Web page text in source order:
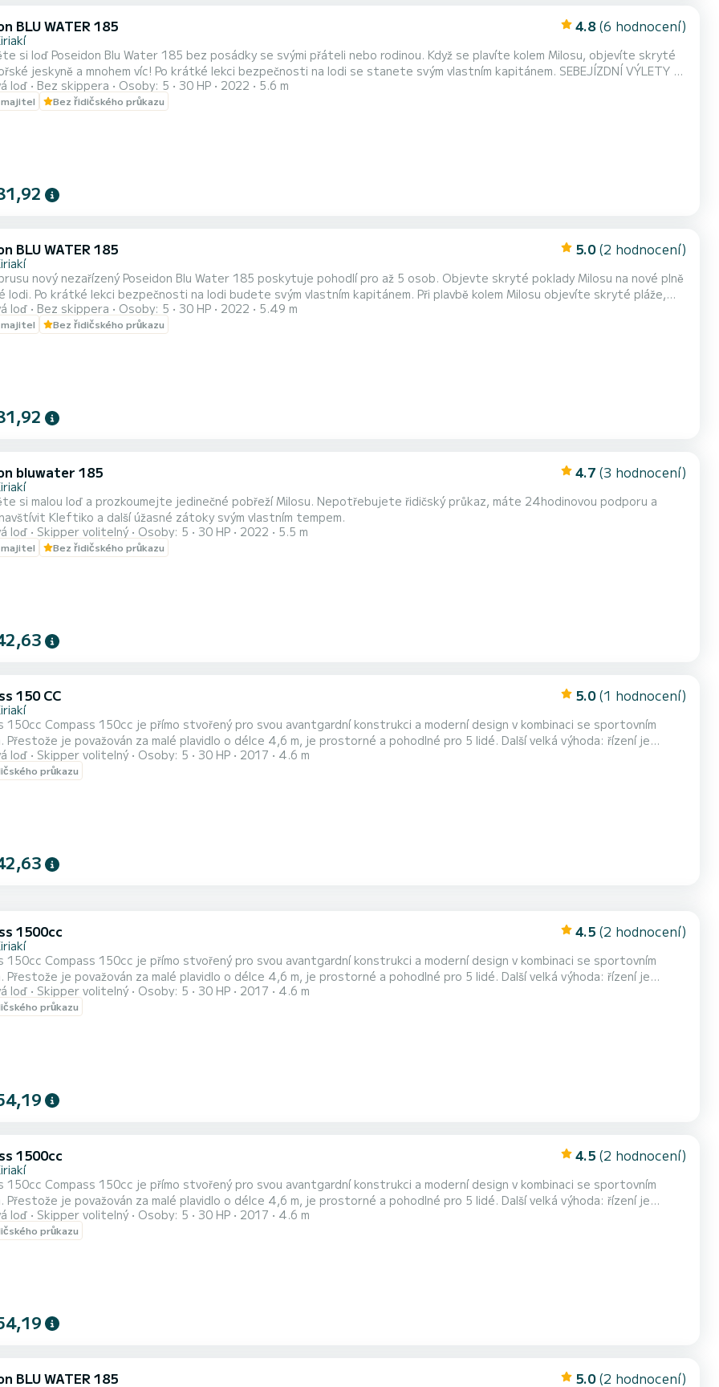
BLU WATER 185 4.8 (6 hodnocení)
si loď Poseidon Blu Water 185 bez posádky se svými přáteli nebo rodinou. Když se plavíte kolem Milosu, objevíte skryté
jeskyně a mnohem víc! Po krátké lekci bezpečnosti na lodi se stanete svým vlastním kapitánem. SEBEJÍZDNÍ VÝLETY -
NENÍ VYŽADOVÁNA ________________________________ Možnosti pronájmu Celodenní pronájem: 9 hodin - Od
19:00 Polodenní pronájem: 5 hodin - Od 9:00 do 14:00 nebo od 14:15 do 19:15 ________________________________
loď Bez skippera Osoby: 5 30 HP 2022 5.6 m
Bez řidičského průkazu
BLU WATER 185 5.0 (2 hodnocení)
nový nezařízený Poseidon Blu Water 185 poskytuje pohodlí pro až 5 osob. Objevte skryté poklady Milosu na nové plně
lodi. Po krátké lekci bezpečnosti na lodi budete svým vlastním kapitánem. Při plavbě kolem Milosu objevíte skryté pláže,
VÝLETY - ŽÁDNÁ POVOLENKA NENÍ VYŽADOVÁNA
Moznosti pronajmu Celodenní pronájem: 9 hodin - Od 10:00 do 19:00 Polodenní pronájem: 5
loď Bez skippera Osoby: 5 30 HP 2022 5.49 m
Bez řidičského průkazu
bluwater 185 4.7 (3 hodnocení)
si malou loď a prozkoumejte jedinečné pobřeží Milosu. Nepotřebujete řidičský průkaz, máte 24hodinovou podporu a
Kleftiko a další úžasné zátoky svým vlastním tempem.
loď
Skipper volitelný Osoby: 5 30 HP 2022 5.5 m
Bez řidičského průkazu
150 CC 5.0 (1 hodnocení)
150cc Compass 150cc je přímo stvořený pro svou avantgardní konstrukci a moderní design v kombinaci se sportovním
je
i když řídíte úplně poprvé, a není potřeba žádný průkaz na motorový člun. Motor je Yamaha 30 hp. K dispozici je
nádrž o objemu 50 l, chladič na vodu a nealko nápoje a stínítko pro ochranu před sluncem.
loď Skipper volitelný Osoby: 5 30 HP 2017 4.6 m
průkazu
1500cc 4.5 (2 hodnocení)
150cc Compass 150cc je přímo stvořený pro svou avantgardní konstrukci a moderní design v kombinaci se sportovním
je
i když řídíte úplně poprvé, a není potřeba žádný průkaz na motorový člun. Motor je Yamaha 30 hp. K dispozici je
nádrž o objemu 50 l, chladič na vodu a nealko nápoje a stínítko pro ochranu před sluncem.
loď Skipper volitelný Osoby: 5 30 HP 2017 4.6 m
průkazu
1500cc 4.5 (2 hodnocení)
150cc Compass 150cc je přímo stvořený pro svou avantgardní konstrukci a moderní design v kombinaci se sportovním
je
i když řídíte úplně poprvé, a není potřeba žádný průkaz na motorový člun. Motor je Yamaha 30 hp. K dispozici je
nádrž o objemu 50 l, chladič na vodu a nealko nápoje a stínítko pro ochranu před sluncem.
loď Skipper volitelný Osoby: 5 30 HP 2017 4.6 m
průkazu
BLU WATER 185 5.0 (2 hodnocení)